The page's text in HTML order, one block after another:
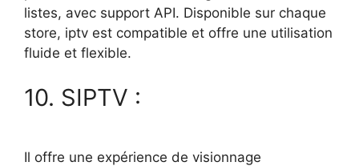
listes, avec support API. Disponible sur chaque
store, iptv est compatible et offre une utilisation
fluide et flexible.
10. SIPTV :
Il offre une expérience de visionnage